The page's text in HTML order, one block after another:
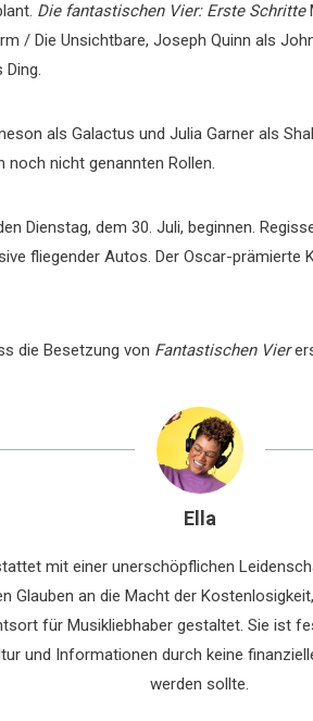
Die fantastischen Vier: Erste Schritte
/ Die Unsichtbare, Joseph Quinn als
als Galactus und Julia Garner als
noch nicht genannten Rollen.
Dienstag, dem 30. Juli, beginnen.
fliegender Autos. Der Oscar-
die Besetzung von Fantastischen Vier
Ella
mit einer unerschöpflichen
Glauben an die Macht der
für Musikliebhaber gestaltet. Sie ist
und Informationen durch keine
werden sollte.